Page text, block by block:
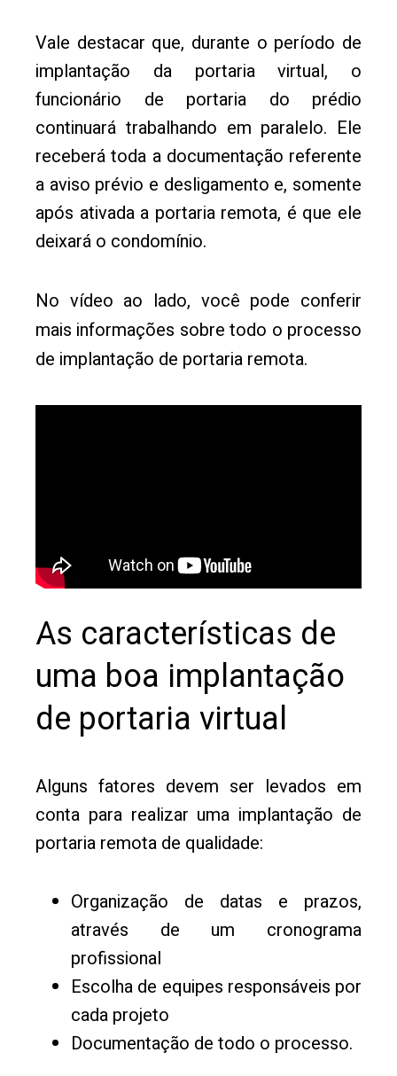
Vale destacar que, durante o período de
implantação da portaria virtual, o
funcionário de portaria do prédio
continuará trabalhando em paralelo. Ele
receberá toda a documentação referente
a aviso prévio e desligamento e, somente
após ativada a portaria remota, é que ele
deixará o condomínio.
No vídeo ao lado, você pode conferir
mais informações sobre todo o processo
de implantação de portaria remota.
As características de
uma boa implantação
de portaria virtual
Alguns fatores devem ser levados em
conta para realizar uma implantação de
portaria remota de qualidade:
Organização de datas e prazos,
através de um cronograma
profissional
Escolha de equipes responsáveis por
cada projeto
Documentação de todo o processo.